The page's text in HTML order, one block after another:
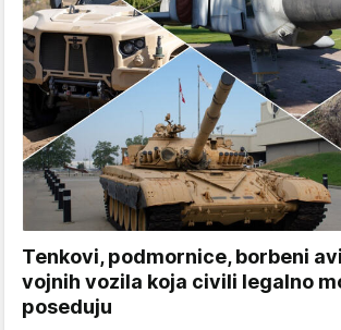
Tenkovi, podmornice, borbeni
vojnih vozila koja civili legalno
poseduju